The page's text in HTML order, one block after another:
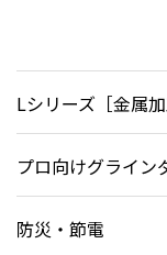
Lシリーズ［金属加
プロ向けグライン
防災・節電